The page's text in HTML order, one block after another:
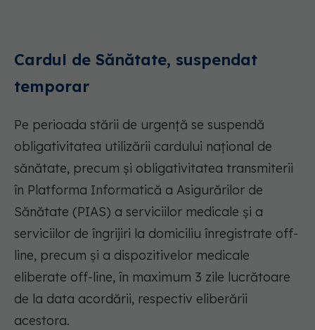
Cardul de Sănătate, suspendat
temporar
Pe perioada stării de urgență se suspendă
obligativitatea utilizării cardului național de
sănătate, precum și obligativitatea transmiterii
în Platforma Informatică a Asigurărilor de
Sănătate (PIAS) a serviciilor medicale și a
serviciilor de îngrijiri la domiciliu înregistrate off-
line, precum și a dispozitivelor medicale
eliberate off-line, în maximum 3 zile lucrătoare
de la data acordării, respectiv eliberării
acestora.